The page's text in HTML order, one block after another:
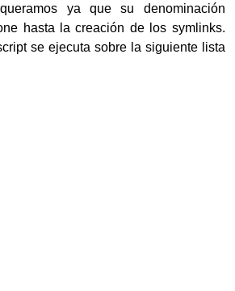
ya que su denominación
hasta la creación de los symlinks.
se ejecuta sobre la siguiente lista